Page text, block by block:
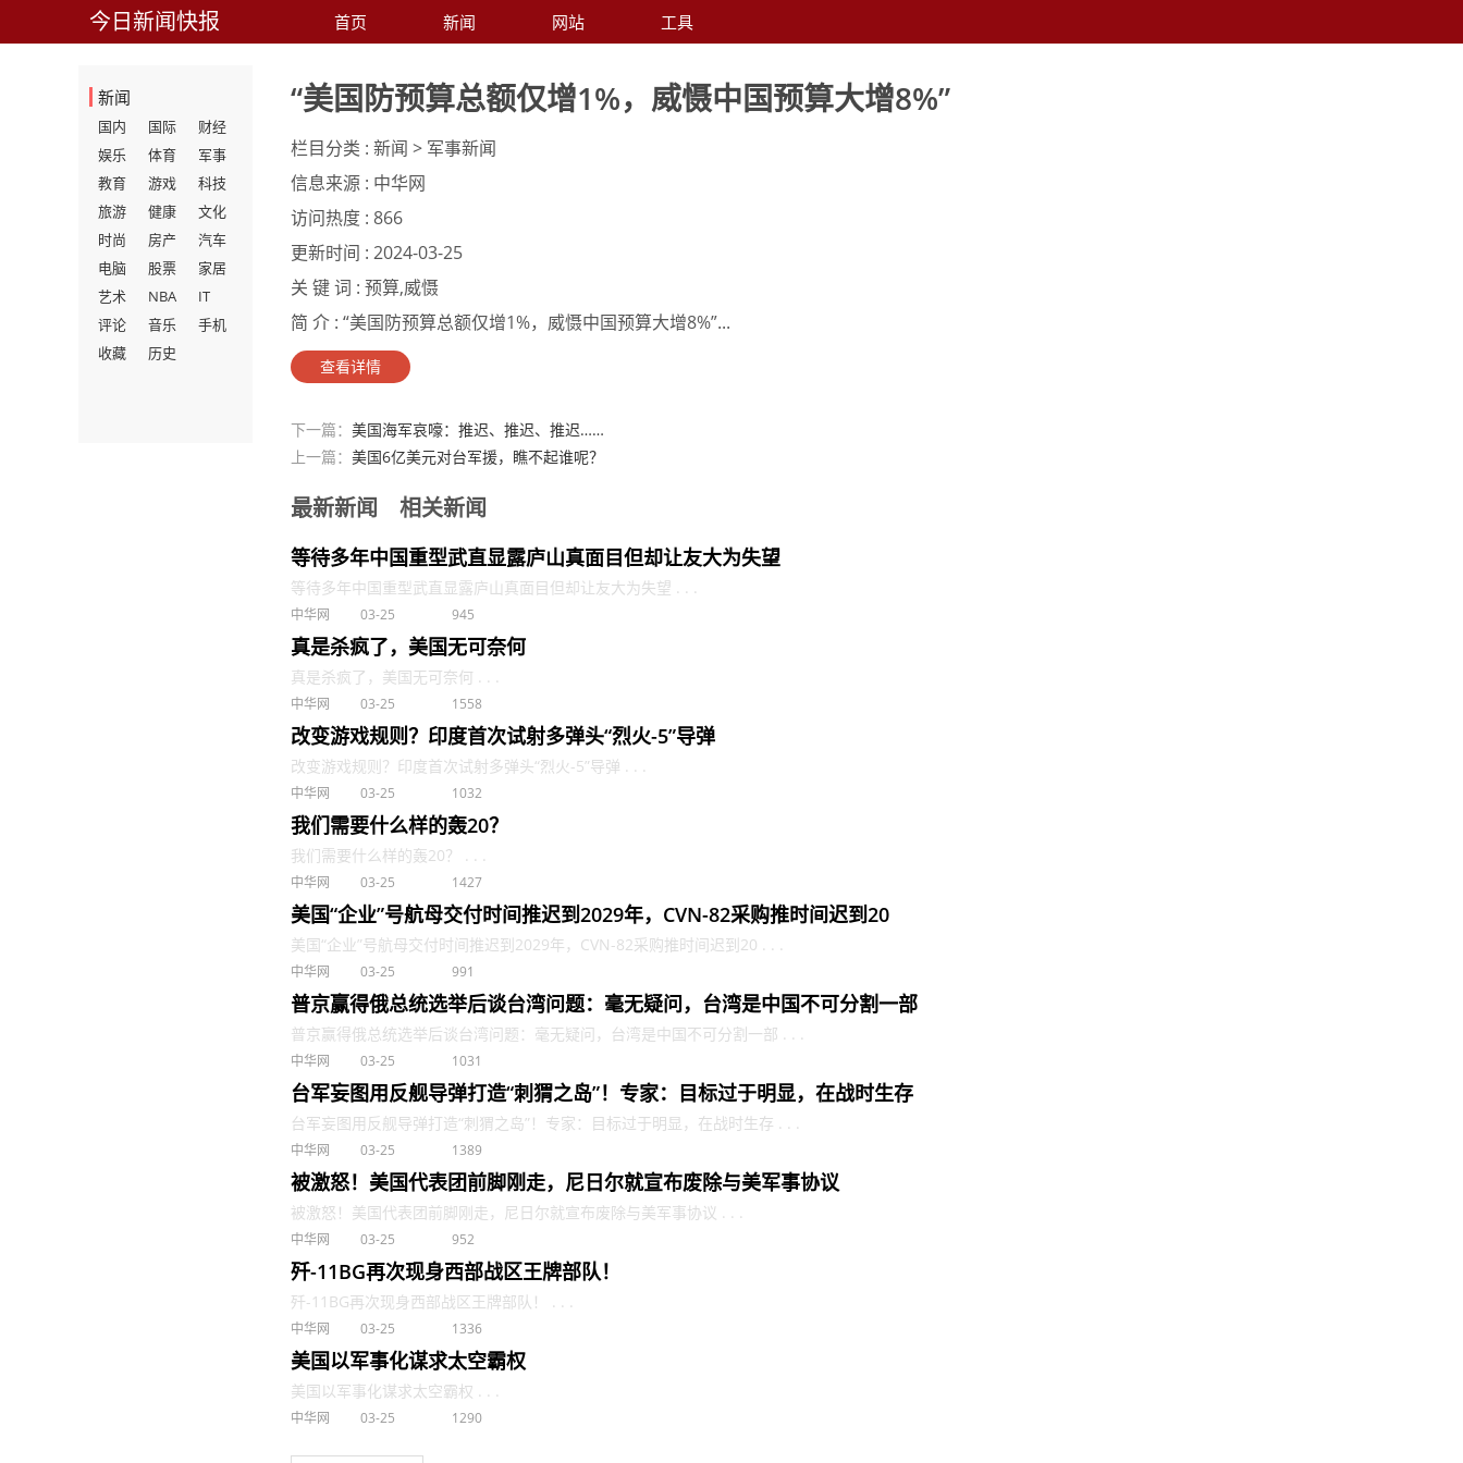
今日新闻快报 首页 新闻 网站 工具
新闻
国内 国际
财经
娱乐
体育
军事
教育
游戏
科技
旅游
健康
文化
时尚
房产
汽车
电脑
股票
家居
艺术
NBA
IT
评论
音乐
手机
收藏
历史
“美国防预算总额仅增1%，威慑中国预算大增8%”
栏目分类 : 新闻 > 军事新闻
信息来源 : 中华网
访问热度 : 866
更新时间 : 2024-03-25
关 键 词 : 预算,威慑
简 介 : “美国防预算总额仅增1%，威慑中国预算大增8%”...
查看详情
下一篇： 美国海军哀嚎：推迟、推迟、推迟……
上一篇： 美国6亿美元对台军援，瞧不起谁呢？
最新新闻 相关新闻
等待多年中国重型武直显露庐山真面目但却让友大为失望
等待多年中国重型武直显露庐山真面目但却让友大为失望 . . .
中华网 03-25 945
真是杀疯了，美国无可奈何
真是杀疯了，美国无可奈何 . . .
中华网 03-25 1558
改变游戏规则？印度首次试射多弹头“烈火-5”导弹
改变游戏规则？印度首次试射多弹头“烈火-5”导弹 . . .
中华网 03-25 1032
我们需要什么样的轰20？
我们需要什么样的轰20？ . . .
中华网 03-25 1427
美国“企业”号航母交付时间推迟到2029年，CVN-82采购推时间迟到20
美国“企业”号航母交付时间推迟到2029年，CVN-82采购推时间迟到20 . . .
中华网 03-25 991
普京赢得俄总统选举后谈台湾问题：毫无疑问，台湾是中国不可分割一部
普京赢得俄总统选举后谈台湾问题：毫无疑问，台湾是中国不可分割一部 . . .
中华网 03-25 1031
台军妄图用反舰导弹打造“刺猬之岛”！专家：目标过于明显，在战时生存
台军妄图用反舰导弹打造“刺猬之岛”！专家：目标过于明显，在战时生存 . . .
中华网 03-25 1389
被激怒！美国代表团前脚刚走，尼日尔就宣布废除与美军事协议
被激怒！美国代表团前脚刚走，尼日尔就宣布废除与美军事协议 . . .
中华网 03-25 952
歼-11BG再次现身西部战区王牌部队！
歼-11BG再次现身西部战区王牌部队！ . . .
中华网 03-25 1336
美国以军事化谋求太空霸权
美国以军事化谋求太空霸权 . . .
中华网 03-25 1290